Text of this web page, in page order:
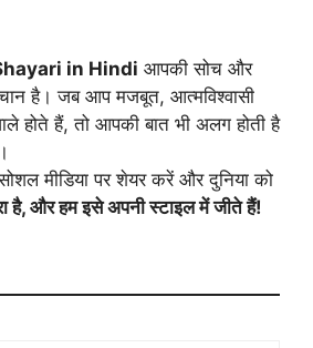
in Hindi आपकी सोच और
है। जब आप मजबूत, आत्मविश्वासी
होते हैं, तो आपकी बात भी अलग होती है
मीडिया पर शेयर करें और दुनिया को
है, और हम इसे अपनी स्टाइल में जीते हैं!